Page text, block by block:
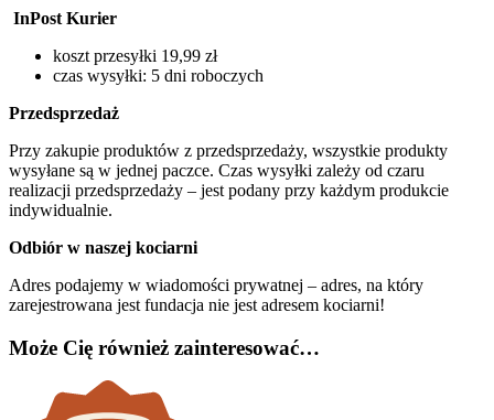
InPost Kurier
koszt przesyłki 19,99 zł
czas wysyłki: 5 dni roboczych
Przedsprzedaż
Przy zakupie produktów z przedsprzedaży, wszystkie produkty
wysyłane są w jednej paczce. Czas wysyłki zależy od czaru
realizacji przedsprzedaży – jest podany przy każdym produkcie
indywidualnie.
Odbiór w naszej kociarni
Adres podajemy w wiadomości prywatnej – adres, na który
zarejestrowana jest fundacja nie jest adresem kociarni!
Może Cię również zainteresować…